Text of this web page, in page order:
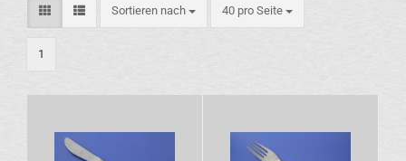
Sortieren nach
Sortieren nach 40 pro Seite
pro Seite
1